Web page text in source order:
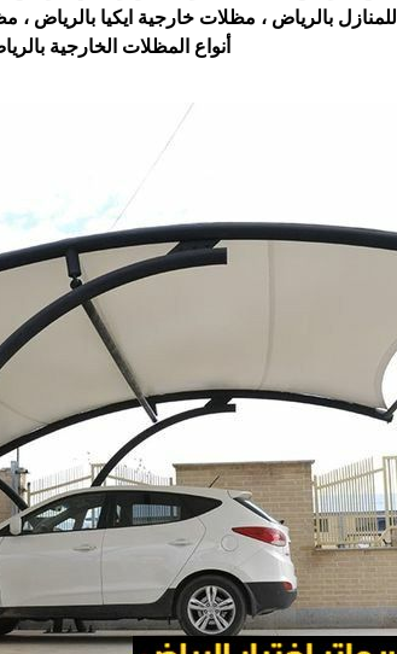
للمنازل بالرياض ، مظلات خارجية ايكيا بالرياض ،
أنواع المظلات الخارجية